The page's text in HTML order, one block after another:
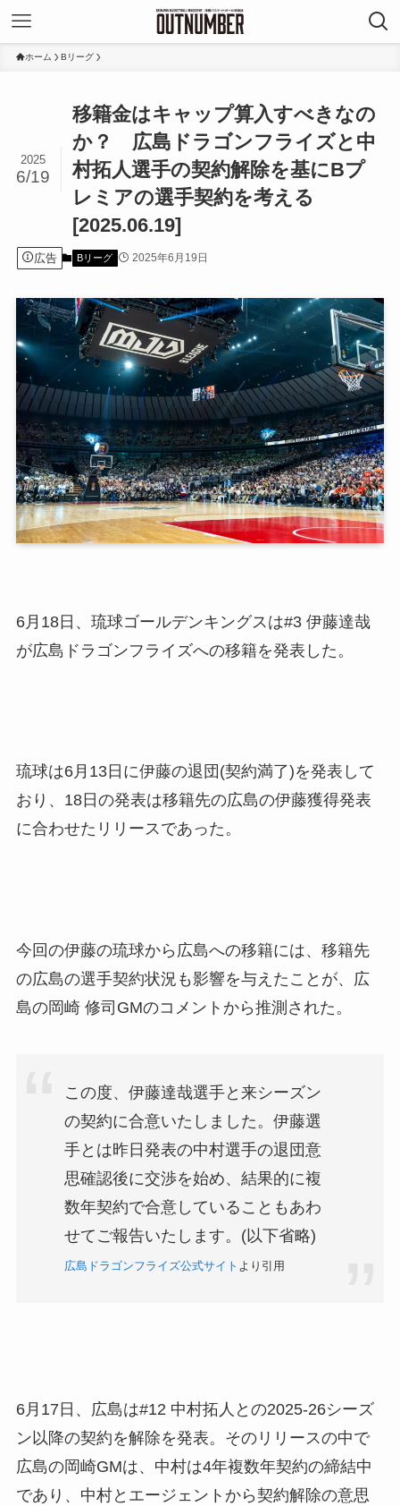
ホーム Bリーグ
移籍金はキャップ算入すべきなの
か？ 広島ドラゴンフライズと中
村拓人選手の契約解除を基にBプ
レミアの選手契約を考える
[2025.06.19]
2025
6/19
広告 Bリーグ 2025年6月19日
6月18日、琉球ゴールデンキングスは#3 伊藤達哉
が広島ドラゴンフライズへの移籍を発表した。
琉球は6月13日に伊藤の退団(契約満了)を発表して
おり、18日の発表は移籍先の広島の伊藤獲得発表
に合わせたリリースであった。
今回の伊藤の琉球から広島への移籍には、移籍先
の広島の選手契約状況も影響を与えたことが、広
島の岡崎 修司GMのコメントから推測された。
この度、伊藤達哉選手と来シーズン
の契約に合意いたしました。伊藤選
手とは昨日発表の中村選手の退団意
思確認後に交渉を始め、結果的に複
数年契約で合意していることもあわ
せてご報告いたします。(以下省略)
広島ドラゴンフライズ公式サイト より引用
6月17日、広島は#12 中村拓人との2025-26シーズ
ン以降の契約を解除を発表。そのリリースの中で
広島の岡崎GMは、中村は4年複数年契約の締結中
であり、中村とエージェントから契約解除の意思